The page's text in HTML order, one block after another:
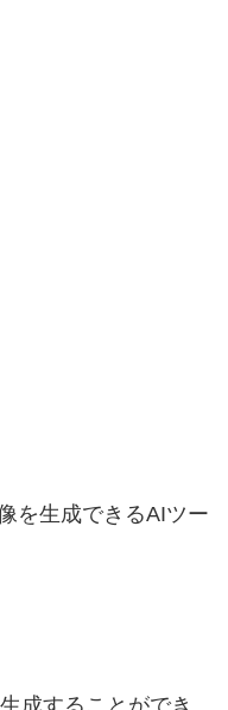
を生成できるAIツー
成することができ